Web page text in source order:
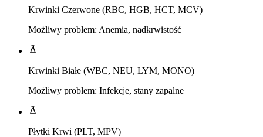
Krwinki Czerwone (RBC, HGB, HCT, MCV)
Możliwy problem: Anemia, nadkrwistość
Krwinki Białe (WBC, NEU, LYM, MONO)
Możliwy problem: Infekcje, stany zapalne
Płytki Krwi (PLT, MPV)